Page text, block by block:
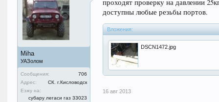
Miha
УАЗолом
Сообщения:
706
Адрес:
СК. г.Кисловодск
Езжу на:
субару легаси газ 33023
проходят проверку на давлении
доступны любые резьбы портов.
Вложения:
DSCN1472.jpg
16 авг 2013